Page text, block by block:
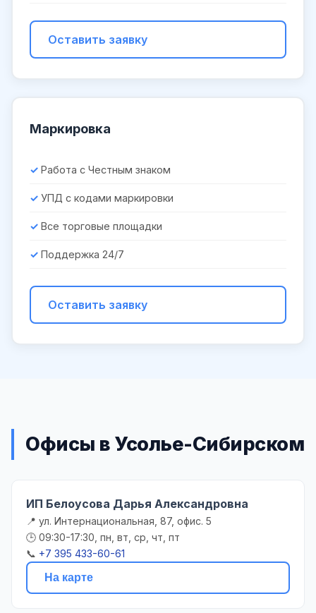
Оставить заявку
Маркировка
Работа с Честным знаком
УПД с кодами маркировки
Все торговые площадки
Поддержка 24/7
Оставить заявку
Офисы в Усолье-Сибирском
ИП Белоусова Дарья Александровна
📍 ул. Интернациональная, 87, офис. 5
🕒 09:30-17:30, пн, вт, ср, чт, пт
📞 +7 395 433-60-61
На карте